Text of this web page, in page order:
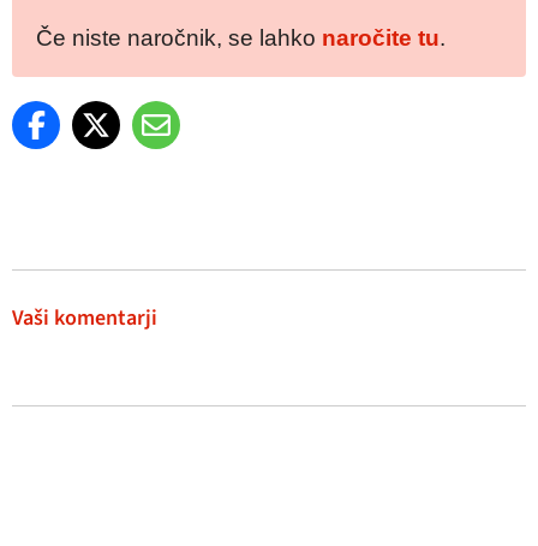
Če niste naročnik, se lahko naročite tu.
Vaši komentarji